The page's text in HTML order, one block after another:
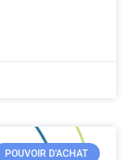
POUVOIR D'ACHAT